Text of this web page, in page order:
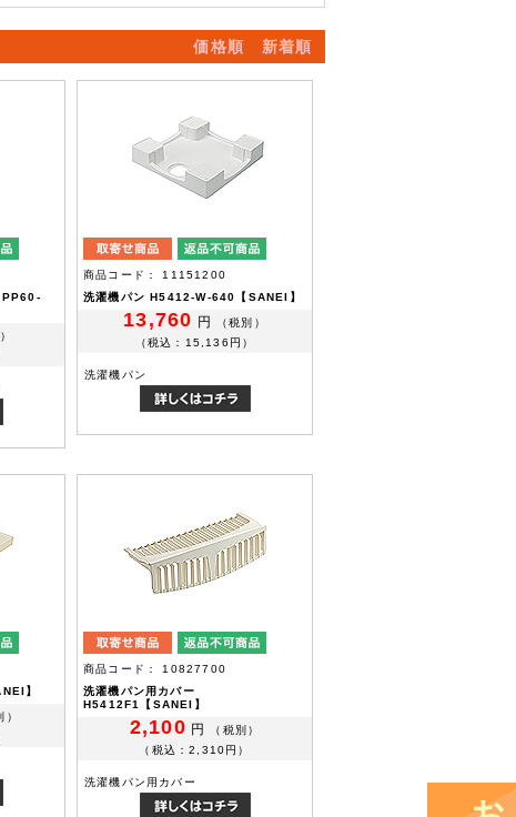
価格順 新着順
PP60-
商品コード： 11151200
洗濯機パン H5412-W-640【SANEI】
13,760 円
（税別）
（税込：15,136円）
洗濯機パン
】
）
商品コード： 10827700
洗濯機パン用カバー
H5412F1【SANEI】
2,100 円
（税別）
（税込：2,310円）
洗濯機パン用カバー